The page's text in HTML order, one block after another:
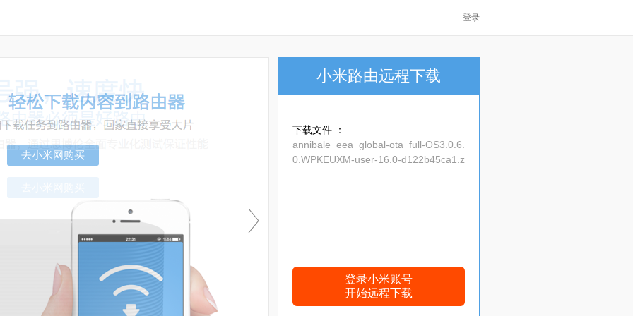
登录
小米路由远程下载
下载文件 ：
annibale_eea_global-ota_full-OS3.0.6.
0.WPKEUXM-user-16.0-d122b45ca1.z
登录小米账号
开始远程下载